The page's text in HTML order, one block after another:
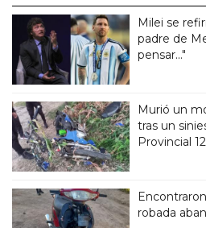
Milei se
padre de
pensar..."
Murió un
tras un
Provincial 12
robada